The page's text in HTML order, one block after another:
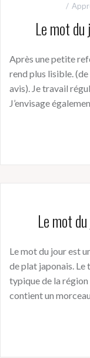
Le mot
Après une petite
rend plus lisible.
avis). Je travail
J’envisage
Le mot
Le mot du jour est
de plat japonais.
typique de la région
contient un morceau